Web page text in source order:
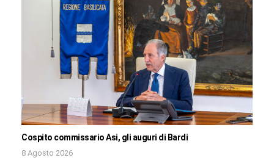
Cospito commissario Asi, gli auguri di Bardi
8 Agosto 2026